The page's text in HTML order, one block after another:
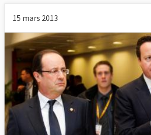
15 mars 2013